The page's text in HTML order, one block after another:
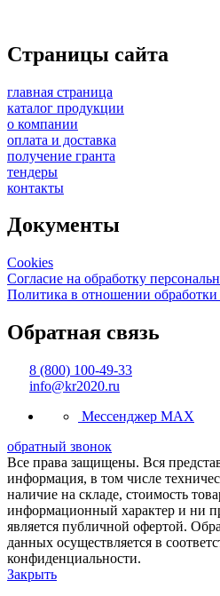
Страницы сайта
главная страница
каталог продукции
о компании
оплата и доставка
получение гранта
тендеры
контакты
Документы
Cookies
Согласие на обработку
Политика в отношении
Обратная связь
8 (800) 100-49-33
info@kr2020.ru
Мессенджер MAX
обратный звонок
Все права защищены. Вся
информация, в том числе
наличие на складе, стоимость
информационный характер и ни
является публичной офертой.
данных осуществляется в
конфиденциальности.
Закрыть